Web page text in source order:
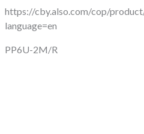
https://cby.also.com/cop/
language=en
PP6U-2M/R